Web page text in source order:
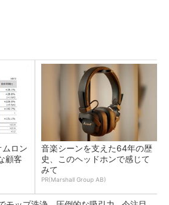
ムロン
顧客
音楽シーンを支えた64年の歴
史、このヘッドホンで感じて
みて
PR(Marshall Group AB)